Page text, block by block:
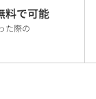
料で可能
た際の